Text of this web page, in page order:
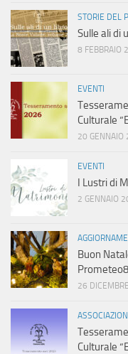
STORIE DEL
Sulle ali di
8 FEBBRAIO
EVENTI
Culturale
20 GENNAIO
EVENTI
I Lustri di
2 GENNAIO
Buon
26
ASSOCIAZIONI
Culturale